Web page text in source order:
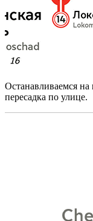
Останавливаемся на
пересадка по улице.